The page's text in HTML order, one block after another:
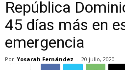
República
45 días más en
emergencia
Por Yosarah Fernández - 20 julio, 2020